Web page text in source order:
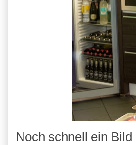
Noch schnell ein